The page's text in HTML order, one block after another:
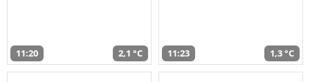
11:20 2,1 °C 11:23 1,3 °C